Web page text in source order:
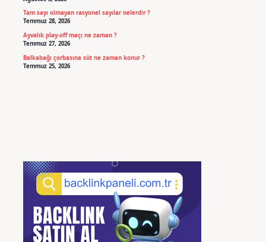
Tam sayı olmayan rasyonel sayılar nelerdir ?
Temmuz 28, 2026
Ayvalık play-off maçı ne zaman ?
Temmuz 27, 2026
Balkabağı çorbasına süt ne zaman konur ?
Temmuz 25, 2026